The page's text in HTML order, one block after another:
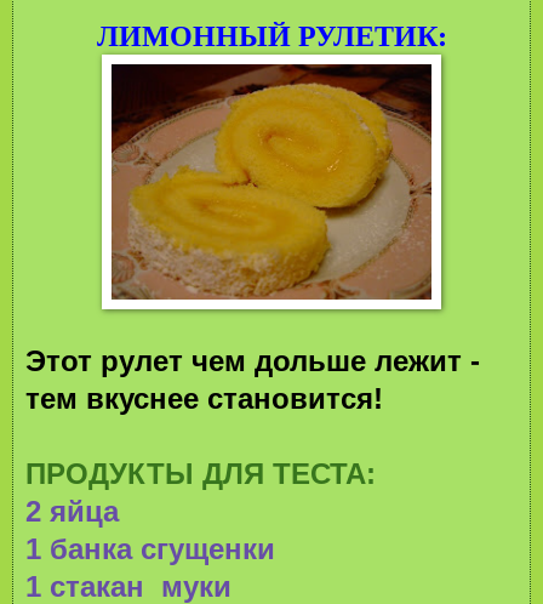
ЛИМОННЫЙ РУЛЕТИК:
Этот рулет чем дольше лежит -
тем вкуснее становится!
ПРОДУКТЫ ДЛЯ ТЕСТА:
2 яйца
1 банка сгущенки
1 стакан муки